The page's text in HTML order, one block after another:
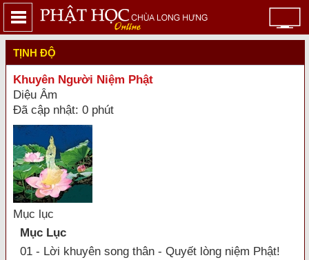
TỊNH ĐỘ
Khuyên Người Niệm Phật
Diệu Âm
Đã cập nhật: 0 phút
Mục lục
Mục Lục
01 - Lời khuyên song thân - Quyết lòng niệm Phật!